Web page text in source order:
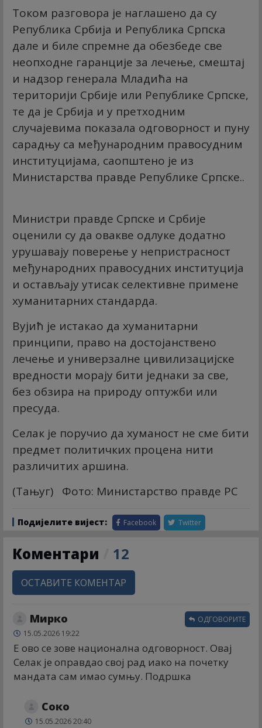
Током разговора је наглашено да су
Република Србија и Република Српска
дале и биле спремне да обезбеде све
неопходне гаранције за лечење, смештај
и надзор генерала Младића на
територији Србије или Републике Српске,
те да је Србија и у претходним
случајевима показала одговорност и пуну
сарадњу са међународним правосудним
институцијама, саопштено је из
Министарства правде Републике Српске..
Министри правде Српске и Србије
оценили су да овакве одлуке додатно
урушавају поверење у непристрасност
међународних правосудних институција
и остављају утисак селективне примене
хуманитарних стандарда.
Вујић је истакао да хуманитарни
принципи, право на достојанствено
лечење и универзалне цивилизацијске
вредности морају бити једнаки за све,
без обзира на природу оптужби или
пресуда.
Селак је поручио да хуманост не сме бити
предмет политичких процена нити
различитих аршина.
(Тањуг) Фото: Министарство правде РС
Подијелите вијест: Facebook Twitter
Коментари 12
ОСТАВИТЕ КОМЕНТАР
Мирко
15.05.2026 19:22
Е ово се зове национална одговорност. Овај
Селак је оправдао свој рад иако на почетку
мандата сам имао сумњу. Подршка
ОДГОВОРИТЕ
Соко
15.05.2026 20:40